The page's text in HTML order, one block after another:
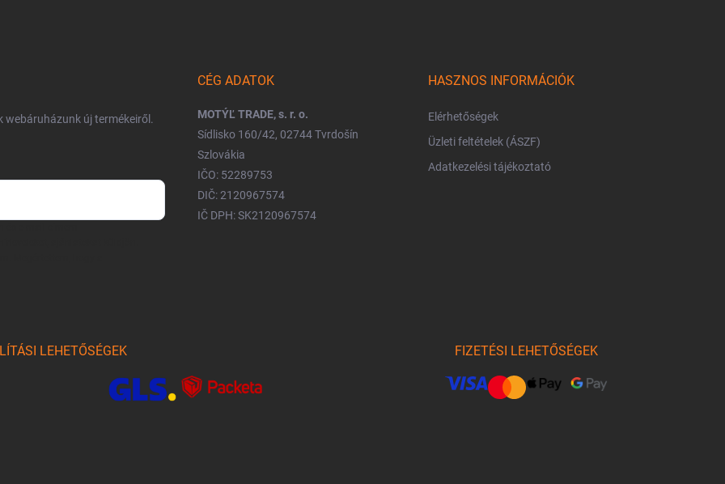
webáruházunk új termékeiről.
CÉG ADATOK
MOTÝĽ TRADE, s. r. o.
Sídlisko 160/42, 02744 Tvrdošín
Szlovákia
IČO: 52289753
DIČ: 2120967574
IČ DPH: SK2120967574
HASZNOS INFORMÁCIÓK
Elérhetőségek
Üzleti feltételek (ÁSZF)
Adatkezelési tájékoztató
LEHETŐSÉGEK FIZETÉSI LEHETŐSÉGEK